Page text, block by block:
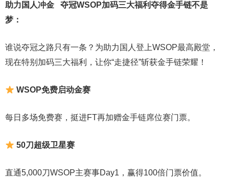
助力国人冲金 夺冠WSOP加码三大福利夺得金手链不是
梦 ：
谁说夺冠之路只有一条？为助力国人登上WSOP最高殿堂，
现在特别加码三大福利，让你“走捷径”斩获金手链荣耀！
WSOP免费启动金赛
每日多场免费赛，挺进FT再加赠金手链席位赛门票。
50刀超级卫星赛
直通5,000刀WSOP主赛事Day1，赢得100倍门票价值。